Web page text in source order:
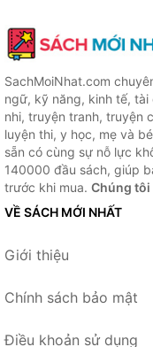
SachMoiNhat.com
ngữ, kỹ năng, kinh tế,
nhi, truyện tranh, truyện
luyện thi, y học, mẹ và
sẵn có cùng sự nỗ lực
140000 đầu sách, giúp
trước khi mua. Chúng tôi
VỀ SÁCH MỚI NHẤT
Giới thiệu
Chính sách bảo mật
Điều khoản sử dụng